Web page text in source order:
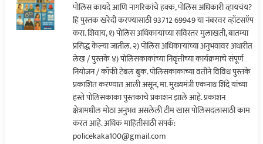
व्हायचे
स्वप्न
राहिले
स्वप्नच…
पोलिस कायदे आणि नागरिकांचे हक्क, पोलिस अधिकारी व्हायचंय?
हि पुस्तक खरेदी करण्यासाठी 93712 69949 या नंबरवर व्हॉटसऍप
करा. शिवाय, १) पोलिस अधिकाऱ्यांच्या सविस्तर मुलाखती, बातम्या
प्रसिद्ध केल्या जातील. २) पोलिस अधिकाऱ्यांच्या अनुभवावर अधारीत
लेख / पुस्तके ४) पोलिसकाकांच्या निवृत्तीच्या कार्यक्रमाचे संपूर्ण
नियोजन / कॉफी टेबल बुक. पोलिसकाकाच्या वतीने विविध पुस्तके
प्रकाशित करण्यात आली असून, मा. मुख्यमंत्री एकनाथ शिंदे यांच्या
हस्ते पोलिसकाका पुस्तकाचे प्रकाशन झाले आहे. प्रकाशन
क्षेत्रामधील मोठा अनुभव असलेली टीम खास पोलिसदलासाठी काम
करत आहे. अधिक माहितीसाठी संपर्क:
policekaka100@gmail.com